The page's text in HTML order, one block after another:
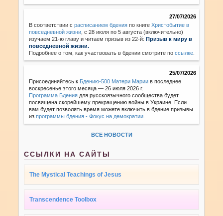
27/07/2026
В соответствии с расписанием бдения по книгеХристобытие в
повседневной жизни с 28 июля по 5 августа (включительно)
изучаем 21-ю главу и читаем призыв из 22-й:Призыв к миру в
повседневной жизни.
Подробнее о том, как участвовать в бдении смотрите поссылке
25/07/2026
Присоединяйтесь к Бдению-500 Матери Марии в последнее
воскресенье этого месяца — 26 июля 2026 г.
Программа Бдения для русскоязычного сообщества будет
посвящена скорейшему прекращению войны в Украине. Если
вам будет позволять время можете включить в бдение призывы
изпрограммы бдения - Фокус на демократии
ВСЕ НОВОСТИ
ССЫЛКИ НА САЙТЫ
The Mystical Teachings of Jesus
Transcendence Toolbox